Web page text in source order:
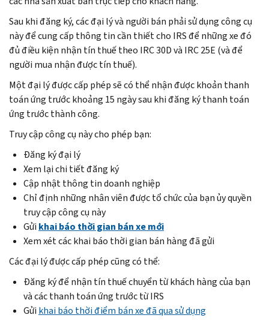
Sau khi đăng ký, các đại lý và người bán phải sử dụng công cụ
này để cung cấp thông tin cần thiết cho IRS để những xe đó
đủ điều kiện nhận tín thuế theo IRC 30D và IRC 25E (và để
người mua nhận được tín thuế).
Một đại lý được cấp phép sẽ có thể nhận được khoản thanh
toán ứng trước khoảng 15 ngày sau khi đăng ký thanh toán
ứng trước thành công.
Truy cập công cụ này cho phép bạn:
Đăng ký đại lý
Xem lại chi tiết đăng ký
Cập nhật thông tin doanh nghiệp
Chỉ định những nhân viên được tổ chức của bạn ủy quyền
truy cập công cụ này
Gửi khai báo thời gian bán xe mới
Xem xét các khai báo thời gian bán hàng đã gửi
Các đại lý được cấp phép cũng có thể:
Đăng ký để nhận tín thuế chuyển từ khách hàng của bạn
và các thanh toán ứng trước từ IRS
Gửi khai báo thời điểm bán xe đã qua sử dụng